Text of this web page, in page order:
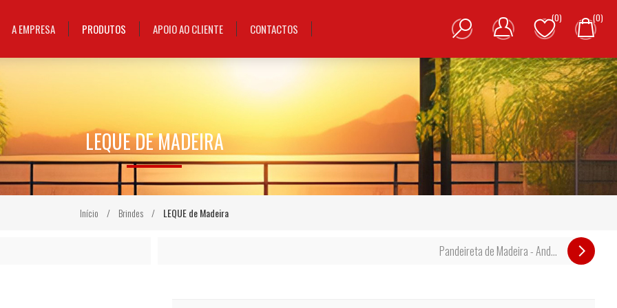
A EMPRESA PRODUTOS APOIO AO CLIENTE CONTACTOS
(0) (0)
Início / Brindes / LEQUE de Madeira
Pandeireta de Madeira - And...
LEQUE DE MADEIRA